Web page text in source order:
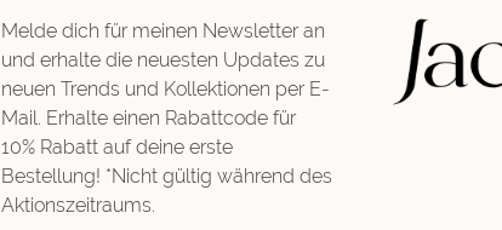
Melde dich für meinen Newsletter an
und erhalte die neuesten Updates zu
neuen Trends und Kollektionen per E-
Mail. Erhalte einen Rabattcode für
10% Rabatt auf deine erste
Bestellung! *Nicht gültig während des
Aktionszeitraums.